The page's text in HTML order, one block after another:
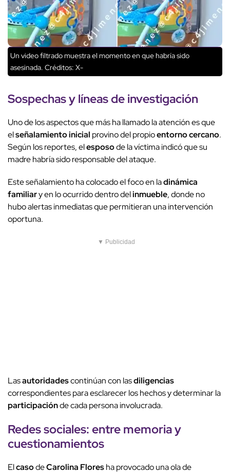
Un video filtrado muestra el momento en que habría sido
asesinada. Créditos: X-
Sospechas y líneas de investigación
Uno de los aspectos que más ha llamado la atención es que
elseñalamiento inicial provino del propioentorno cercano.
Según los reportes, elesposode la víctima indicó que su
madre habría sido responsable del ataque.
Este señalamiento ha colocado el foco en ladinámica
familiary en lo ocurrido dentro delinmueble, donde no
hubo alertas inmediatas que permitieran una intervención
oportuna.
▼ Publicidad
Lasautoridadescontinúan con lasdiligencias
correspondientes para esclarecer los hechos y determinar la
participaciónde cada persona involucrada.
Redes sociales: entre memoria y
cuestionamientos
ElcasodeCarolina Floresha provocado una ola de